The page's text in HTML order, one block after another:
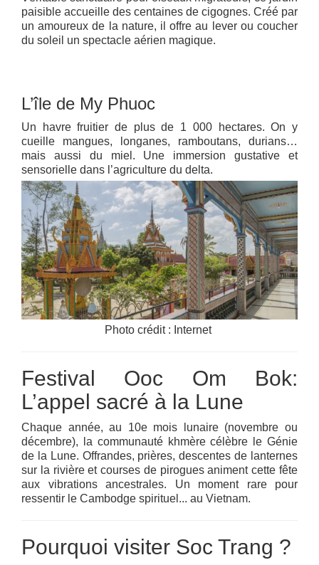
paisible accueille des centaines de cigognes. Créé par
un amoureux de la nature, il offre au lever ou coucher
du soleil un spectacle aérien magique.
L’île de My Phuoc
Un havre fruitier de plus de 1 000 hectares. On y
cueille mangues, longanes, ramboutans, durians…
mais aussi du miel. Une immersion gustative et
sensorielle dans l’agriculture du delta.
Photo crédit : Internet
Festival Ooc Om Bok:
L’appel sacré à la Lune
Chaque année, au 10e mois lunaire (novembre ou
décembre), la communauté khmère célèbre le Génie
de la Lune. Offrandes, prières, descentes de lanternes
sur la rivière et courses de pirogues animent cette fête
aux vibrations ancestrales. Un moment rare pour
ressentir le Cambodge spirituel... au Vietnam.
Pourquoi visiter Soc Trang ?